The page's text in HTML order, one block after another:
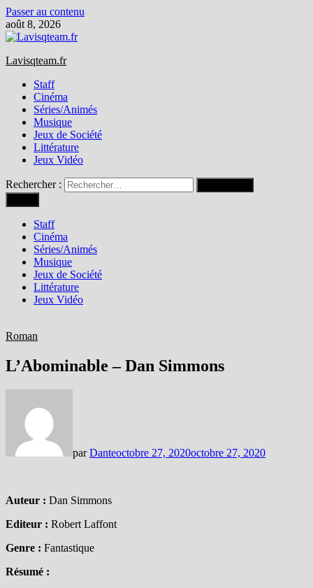
Passer au contenu
août 8, 2026
Lavisqteam.fr
Staff
Cinéma
Séries/Animés
Musique
Jeux de Société
Littérature
Jeux Vidéo
Rechercher :
Staff
Cinéma
Séries/Animés
Musique
Jeux de Société
Littérature
Jeux Vidéo
Roman
L’Abominable – Dan Simmons
parDanteoctobre 27, 2020octobre 27, 2020
Auteur : Dan Simmons
Editeur : Robert Laffont
Genre : Fantastique
Résumé :